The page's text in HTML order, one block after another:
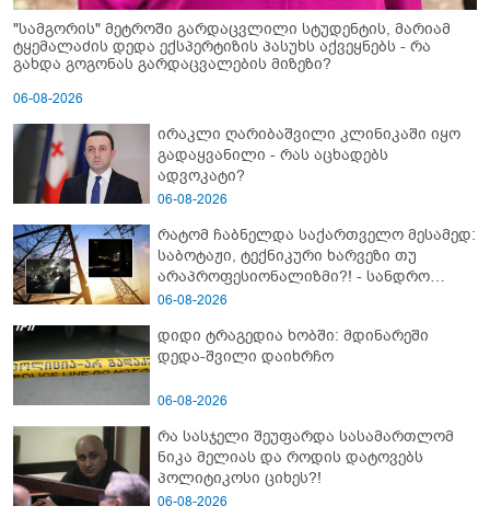
"სამგორის" მეტროში გარდაცვლილი სტუდენტის, მარიამ
ტყემალაძის დედა ექსპერტიზის პასუხს აქვეყნებს - რა
გახდა გოგონას გარდაცვალების მიზეზი?
06-08-2026
ირაკლი ღარიბაშვილი კლინიკაში იყო
გადაყვანილი - რას აცხადებს
ადვოკატი?
06-08-2026
რატომ ჩაბნელდა საქართველო მესამედ:
საბოტაჟი, ტექნიკური ხარვეზი თუ
არაპროფესიონალიზმი?! - სანდრო
თვალჭრელიძის ანალიზი
06-08-2026
დიდი ტრაგედია ხობში: მდინარეში
დედა-შვილი დაიხრჩო
06-08-2026
რა სასჯელი შეუფარდა სასამართლომ
ნიკა მელიას და როდის დატოვებს
პოლიტიკოსი ციხეს?!
06-08-2026